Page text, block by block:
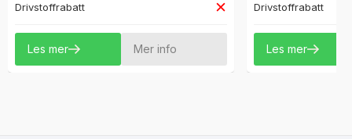
Drivstoffrabatt
Les mer Mer info
Drivstoffrabatt
Les mer